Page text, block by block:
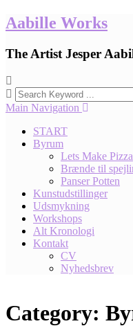
Skip
to
Aabille Works
The Artist Jesper
Main Navigation
START
Byrum
Lets Make Pizza
Brænde til
Panser Potten
Kunstudstillinger
Udsmykning
Workshops
Alt Kronologi
Kontakt
CV
Nyhedsbrev
Category: